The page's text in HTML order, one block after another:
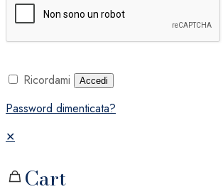
Ricordami Accedi
Password dimenticata?
✕
Cart